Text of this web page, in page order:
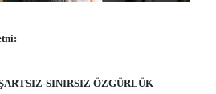
SINIRSIZ ÖZGÜRLÜK